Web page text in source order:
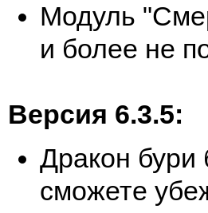
Модуль
и более не
Версия 6.3.5:
Дракон
сможете